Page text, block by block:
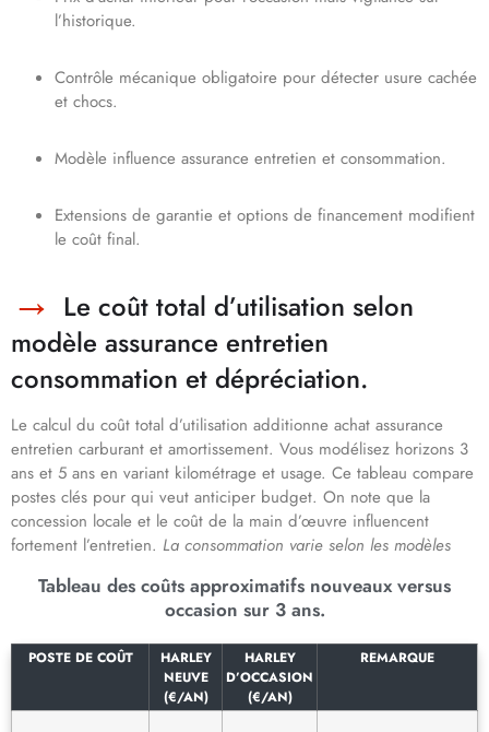
l’historique.
Contrôle mécanique obligatoire pour détecter usure cachée
et chocs.
Modèle influence assurance entretien et consommation.
Extensions de garantie et options de financement modifient
le coût final.
Le coût total d’utilisation selon
modèle assurance entretien
consommation et dépréciation.
Le calcul du coût total d’utilisation additionne achat assurance
entretien carburant et amortissement. Vous modélisez horizons 3
ans et 5 ans en variant kilométrage et usage. Ce tableau compare
postes clés pour qui veut anticiper budget. On note que la
concession locale et le coût de la main d’œuvre influencent
fortement l’entretien. La consommation varie selon les modèles
Tableau des coûts approximatifs nouveaux versus
occasion sur 3 ans.
POSTE DE COÛT
HARLEY
NEUVE
(€/AN)
HARLEY
D’OCCASION
(€/AN)
REMARQUE